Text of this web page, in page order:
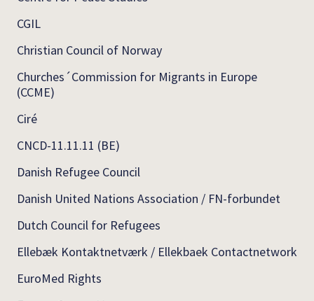
CGIL
Christian Council of Norway
Churches´Commission for Migrants in Europe
(CCME)
Ciré
CNCD-11.11.11 (BE)
Danish Refugee Council
Danish United Nations Association / FN-forbundet
Dutch Council for Refugees
Ellebæk Kontaktnetværk / Ellekbaek Contactnetwork
EuroMed Rights